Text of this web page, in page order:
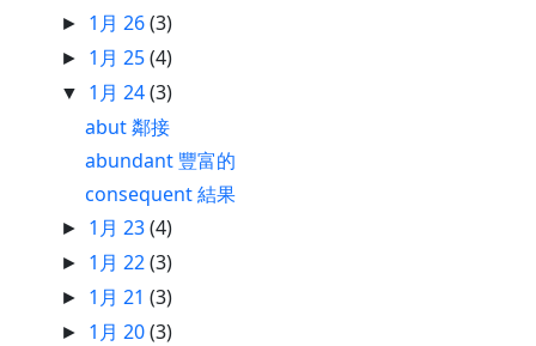
► 1月 26(3)
► 1月 25(4)
▼ 1月 24(3)
abut 鄰接
abundant 豐富的
consequent 結果
► 1月 23(4)
► 1月 22(3)
► 1月 21(3)
► 1月 20(3)